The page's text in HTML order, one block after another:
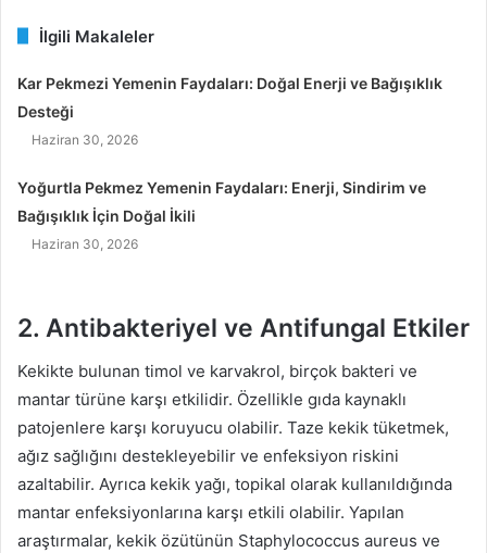
İlgili Makaleler
Kar Pekmezi Yemenin Faydaları: Doğal Enerji ve Bağışıklık
Desteği
Haziran 30, 2026
Yoğurtla Pekmez Yemenin Faydaları: Enerji, Sindirim ve
Bağışıklık İçin Doğal İkili
Haziran 30, 2026
2. Antibakteriyel ve Antifungal Etkiler
Kekikte bulunan timol ve karvakrol, birçok bakteri ve
mantar türüne karşı etkilidir. Özellikle gıda kaynaklı
patojenlere karşı koruyucu olabilir. Taze kekik tüketmek,
ağız sağlığını destekleyebilir ve enfeksiyon riskini
azaltabilir. Ayrıca kekik yağı, topikal olarak kullanıldığında
mantar enfeksiyonlarına karşı etkili olabilir. Yapılan
araştırmalar, kekik özütünün Staphylococcus aureus ve